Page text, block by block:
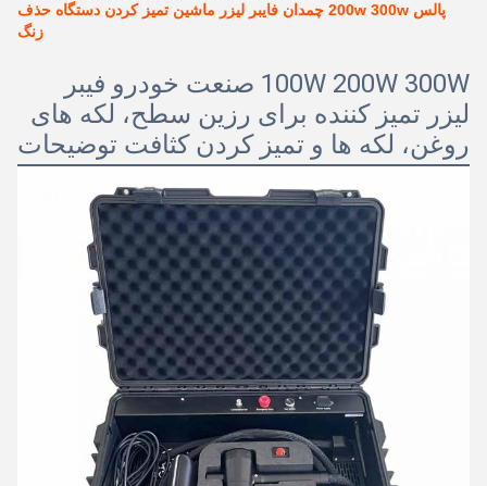
پالس 200w 300w چمدان فايبر ليزر ماشین تمیز کردن دستگاه حذف
زنگ
100W 200W 300W صنعت خودرو فیبر
لیزر تمیز کننده برای رزین سطح، لکه های
روغن، لکه ها و تمیز کردن کثافت توضیحات